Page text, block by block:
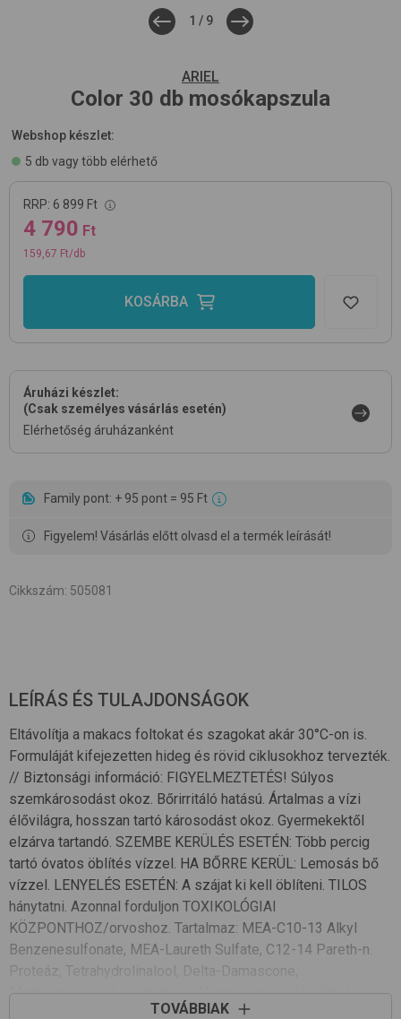
1 / 9
ARIEL
Color 30 db mosókapszula
Webshop készlet:
5 db vagy több elérhető
RRP: 6 899 Ft
4 790 Ft
159,67 Ft/db
KOSÁRBA
Áruházi készlet:
(Csak személyes vásárlás esetén)
Elérhetőség áruházanként
Family pont: + 95 pont = 95 Ft
Figyelem! Vásárlás előtt olvasd el a termék leírását!
Cikkszám: 505081
LEÍRÁS ÉS TULAJDONSÁGOK
Eltávolítja a makacs foltokat és szagokat akár 30°C-on is.
Formuláját kifejezetten hideg és rövid ciklusokhoz tervezték.
// Biztonsági információ: FIGYELMEZTETÉS! Súlyos
szemkárosodást okoz. Bőrirritáló hatású. Ártalmas a vízi
élővilágra, hosszan tartó károsodást okoz. Gyermekektől
elzárva tartandó. SZEMBE KERÜLÉS ESETÉN: Több percig
tartó óvatos öblítés vízzel. HA BŐRRE KERÜL: Lemosás bő
vízzel. LENYELÉS ESETÉN: A szájat ki kell öblíteni. TILOS
hánytatni. Azonnal forduljon TOXIKOLÓGIAI
KÖZPONTHOZ/orvoshoz. Tartalmaz: MEA-C10-13 Alkyl
Benzenesulfonate, MEA-Laureth Sulfate, C12-14 Pareth-n.
Proteáz, Tetrahydrolinalool, Delta-Damascone,
Methylundecanal -t tartalmaz. Allergiás reakciót válthat ki.
ÖSSZETÉTEL: >30% Anionos Felületaktív Anyagok, 5-15%
TOVÁBBIAK